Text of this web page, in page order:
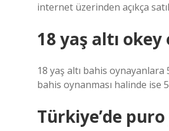
internet üzerinden açıkça
18 yaş altı okey
18 yaş altı bahis
bahis oynanması halinde ise
Türkiye’de puro